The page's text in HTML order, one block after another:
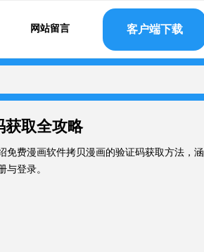
网站留言 客户端下载
获取全攻略
免费漫画软件拷贝漫画的验证码获取方法，
与登录。